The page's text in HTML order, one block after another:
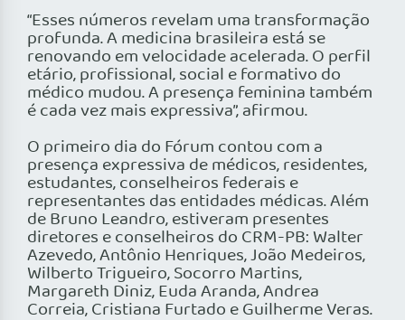
“Esses números revelam uma transformação
profunda. A medicina brasileira está se
renovando em velocidade acelerada. O perfil
etário, profissional, social e formativo do
médico mudou. A presença feminina também
é cada vez mais expressiva”, afirmou.
O primeiro dia do Fórum contou com a
presença expressiva de médicos, residentes,
estudantes, conselheiros federais e
representantes das entidades médicas. Além
de Bruno Leandro, estiveram presentes
diretores e conselheiros do CRM-PB: Walter
Azevedo, Antônio Henriques, João Medeiros,
Wilberto Trigueiro, Socorro Martins,
Margareth Diniz, Euda Aranda, Andrea
Correia, Cristiana Furtado e Guilherme Veras.